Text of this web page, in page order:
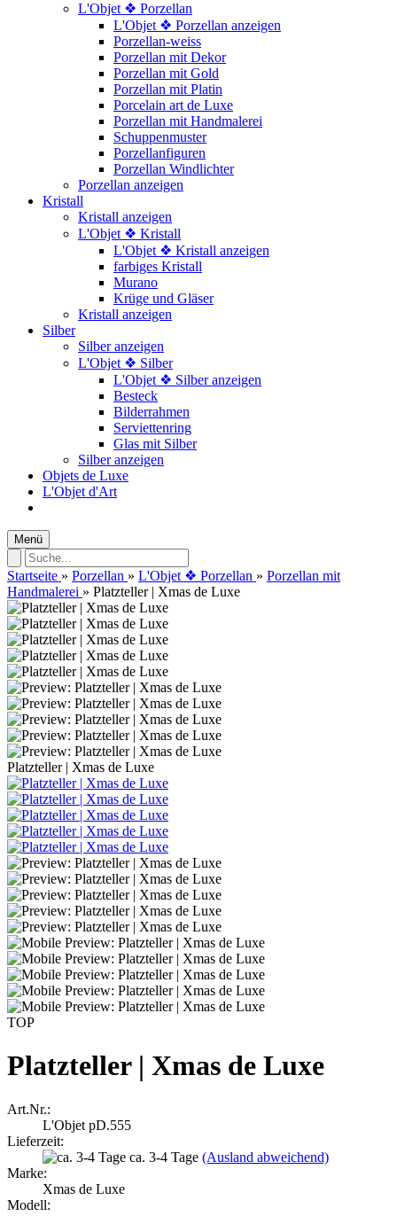
L'Objet ❖ Porzellan
L'Objet ❖ Porzellan anzeigen
Porzellan-weiss
Porzellan mit Dekor
Porzellan mit Gold
Porzellan mit Platin
Porcelain art de Luxe
Porzellan mit Handmalerei
Schuppenmuster
Porzellanfiguren
Porzellan Windlichter
Porzellan anzeigen
Kristall
Kristall anzeigen
L'Objet ❖ Kristall
L'Objet ❖ Kristall anzeigen
farbiges Kristall
Murano
Krüge und Gläser
Kristall anzeigen
Silber
Silber anzeigen
L'Objet ❖ Silber
L'Objet ❖ Silber anzeigen
Besteck
Bilderrahmen
Serviettenring
Glas mit Silber
Silber anzeigen
Objets de Luxe
L'Objet d'Art
Menü
Startseite » Porzellan » L'Objet ❖ Porzellan » Porzellan mit
Handmalerei » Platzteller | Xmas de Luxe
Platzteller | Xmas de Luxe
TOP
Platzteller | Xmas de Luxe
Art.Nr.:
L'Objet pD.555
Lieferzeit:
ca. 3-4 Tage (Ausland abweichend)
Marke:
Xmas de Luxe
Modell: